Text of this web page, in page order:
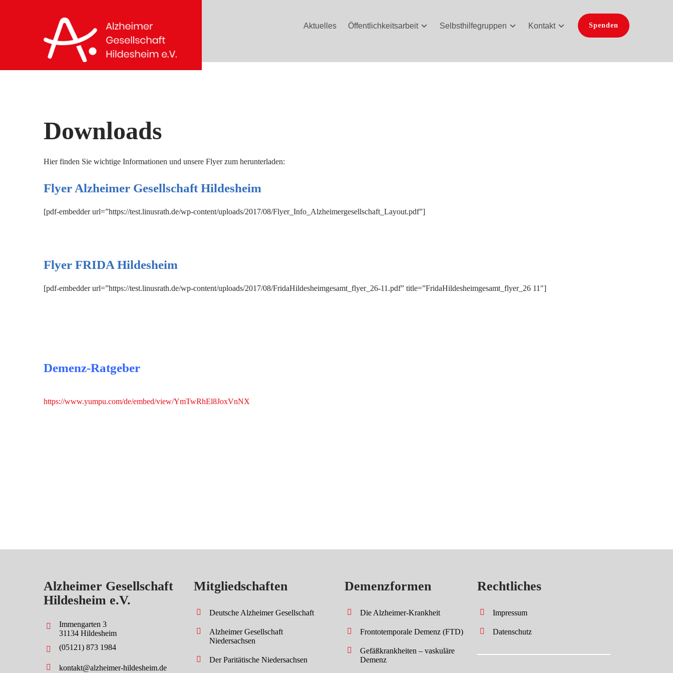
Spenden
Aktuelles Öffentlichkeitsarbeit Selbsthilfegruppen Kontakt
Downloads
Hier finden Sie wichtige Informationen und unsere Flyer zum herunterladen:
Flyer Alzheimer Gesellschaft Hildesheim
[pdf-embedder url=”https://test.linusrath.de/wp-content/uploads/2017/08/Flyer_Info_Alzheimergesellschaft_Layout.pdf”]
Flyer FRIDA Hildesheim
[pdf-embedder url=”https://test.linusrath.de/wp-content/uploads/2017/08/FridaHildesheimgesamt_flyer_26-11.pdf” title=”FridaHildesheimgesamt_flyer_26 11″]
Demenz-Ratgeber
https://www.yumpu.com/de/embed/view/YmTwRhEl8JoxVnNX
Alzheimer Gesellschaft
Hildesheim e.V.
Immengarten 3
31134 Hildesheim
(05121) 873 1984
kontakt@alzheimer-hildesheim.de
Mitgliedschaften
Deutsche Alzheimer Gesellschaft
Alzheimer Gesellschaft
Niedersachsen
Der Paritätische Niedersachsen
Demenzformen
Die Alzheimer-Krankheit
Frontotemporale Demenz (FTD)
Gefäßkrankheiten – vaskuläre
Demenz
Rechtliches
Impressum
Datenschutz